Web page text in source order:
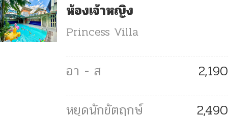
ห้องเจ้าหญิง
Princess Villa
2,190
2,490